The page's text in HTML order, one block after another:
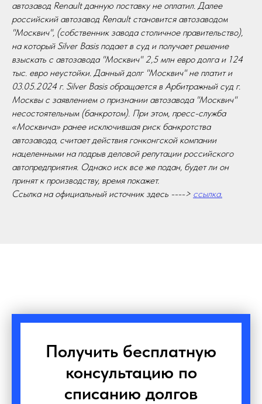
автозавод Renault данную поставку не оплатил. Далее
российский автозавод Renault становится автозаводом
"Москвич", (собственник завода столичное правительство),
на который Silver Basis подает в суд и получает решение
взыскать с автозавода "Москвич" 2,5 млн евро долга и 124
тыс. евро неустойки. Данный долг "Москвич" не платит и
03.05.2024 г. Silver Basis обращается в Арбитражный суд г.
Москвы с заявлением о признании автозавода "Москвич"
несостоятельным (банкротом). При этом, пресс-служба
«Москвича» ранее исключившая риск банкротства
автозавода, считает действия гонконгской компании
нацеленными на подрыв деловой репутации российского
автопредприятия. Однако иск все же подан, будет ли он
принят к производству, время покажет.
Ссылка на официальный источник здесь ----> ссылка.
Получить бесплатную
консультацию по
списанию долгов